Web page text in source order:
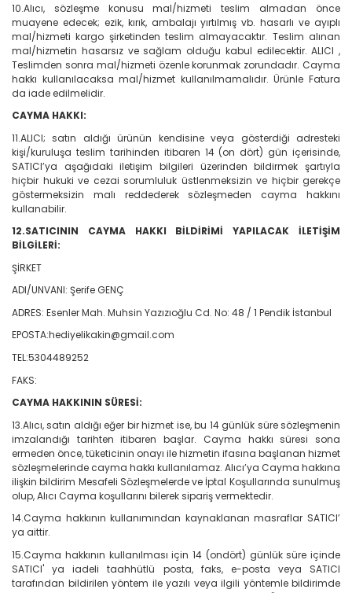
10.Alıcı, sözleşme konusu mal/hizmeti teslim almadan önce
muayene edecek; ezik, kırık, ambalajı yırtılmış vb. hasarlı ve ayıplı
mal/hizmeti kargo şirketinden teslim almayacaktır. Teslim alınan
mal/hizmetin hasarsız ve sağlam olduğu kabul edilecektir. ALICI ,
Teslimden sonra mal/hizmeti özenle korunmak zorundadır. Cayma
hakkı kullanılacaksa mal/hizmet kullanılmamalıdır. Ürünle Fatura
da iade edilmelidir.
CAYMA HAKKI:
11.ALICI; satın aldığı ürünün kendisine veya gösterdiği adresteki
kişi/kuruluşa teslim tarihinden itibaren 14 (on dört) gün içerisinde,
SATICI’ya aşağıdaki iletişim bilgileri üzerinden bildirmek şartıyla
hiçbir hukuki ve cezai sorumluluk üstlenmeksizin ve hiçbir gerekçe
göstermeksizin malı reddederek sözleşmeden cayma hakkını
kullanabilir.
12.SATICININ CAYMA HAKKI BİLDİRİMİ YAPILACAK İLETİŞİM
BİLGİLERİ:
ŞİRKET
ADI/UNVANI: Şerife GENÇ
ADRES: Esenler Mah. Muhsin Yazızıoğlu Cd. No: 48 / 1 Pendik İstanbul
EPOSTA:hediyelikakin@gmail.com
TEL:5304489252
FAKS:
CAYMA HAKKININ SÜRESİ:
13.Alıcı, satın aldığı eğer bir hizmet ise, bu 14 günlük süre sözleşmenin
imzalandığı tarihten itibaren başlar. Cayma hakkı süresi sona
ermeden önce, tüketicinin onayı ile hizmetin ifasına başlanan hizmet
sözleşmelerinde cayma hakkı kullanılamaz. Alıcı’ya Cayma hakkına
ilişkin bildirim Mesafeli Sözleşmelerde ve İptal Koşullarında sunulmuş
olup, Alıcı Cayma koşullarını bilerek sipariş vermektedir.
14.Cayma hakkının kullanımından kaynaklanan masraflar SATICI’
ya aittir.
15.Cayma hakkının kullanılması için 14 (ondört) günlük süre içinde
SATICI' ya iadeli taahhütlü posta, faks, e-posta veya SATICI
tarafından bildirilen yöntem ile yazılı veya ilgili yöntemle bildirimde